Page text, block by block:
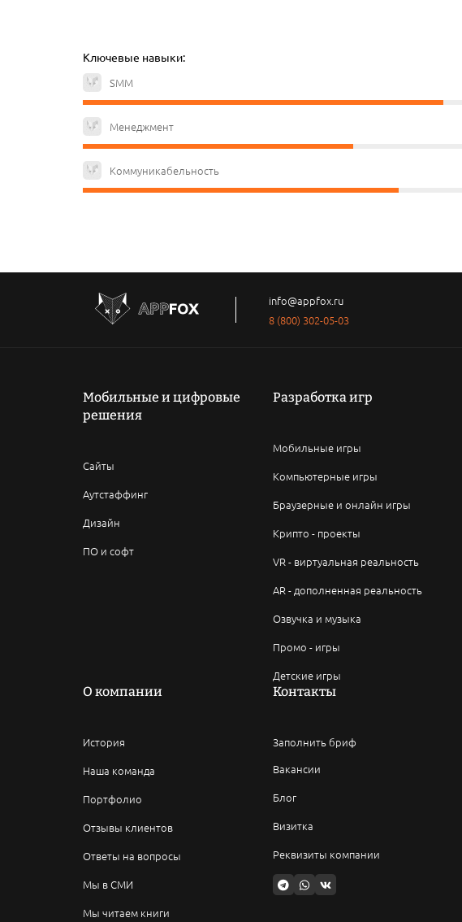
Ключевые навыки:
SMM
Менеджмент
Коммуникабельность
info@appfox.ru
8 (800) 302-05-03
Мобильные и цифровые
решения
Сайты
Аутстаффинг
Дизайн
ПО и софт
Разработка игр
Мобильные игры
Компьютерные игры
Браузерные и онлайн игры
Крипто - проекты
VR - виртуальная реальность
AR - дополненная реальность
Озвучка и музыка
Промо - игры
Детские игры
О компании
История
Наша команда
Портфолио
Отзывы клиентов
Ответы на вопросы
Мы в СМИ
Мы читаем книги
Контакты
Заполнить бриф
Вакансии
Блог
Визитка
Реквизиты компании